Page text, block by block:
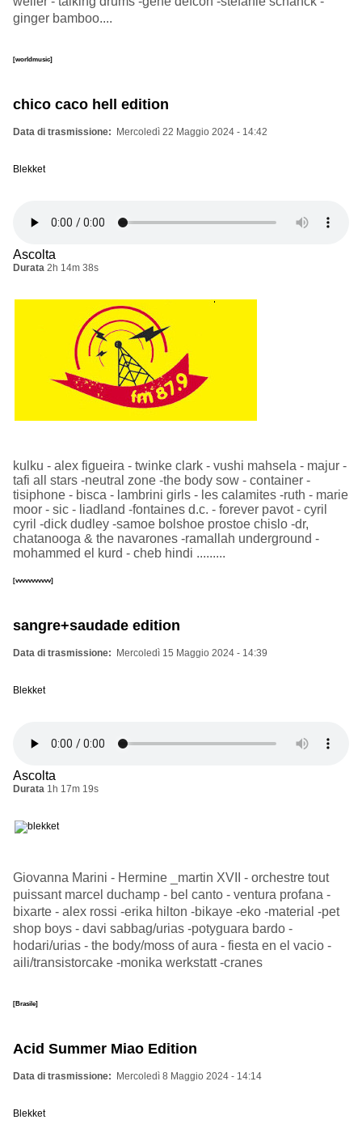
ginger bamboo....
[worldmusic]
chico caco hell edition
Data di trasmissione Mercoledì 22 Maggio 2024 - 14:42
Blekket
Ascolta
Durata 2h 14m 38s
kulku - alex figueira - twinke clark - vushi mahsela - majur -
tafi all stars -neutral zone -the body sow - container -
tisiphone - bisca - lambrini girls - les calamites -ruth - marie
moor - sic - liadland -fontaines d.c. - forever pavot - cyril
cyril -dick dudley -samoe bolshoe prostoe chislo -dr,
chatanooga & the navarones -ramallah underground -
mohammed el kurd - cheb hindi .........
[vvvvvvvvvvv]
sangre+saudade edition
Data di trasmissione Mercoledì 15 Maggio 2024 - 14:39
Blekket
Ascolta
Durata 1h 17m 19s
Giovanna Marini - Hermine _martin XVII - orchestre tout
puissant marcel duchamp - bel canto - ventura profana -
bixarte - alex rossi -erika hilton -bikaye -eko -material -pet
shop boys - davi sabbag/urias -potyguara bardo -
hodari/urias - the body/moss of aura - fiesta en el vacio -
aili/transistorcake -monika werkstatt -cranes
[Brasile]
Acid Summer Miao Edition
Data di trasmissione Mercoledì 8 Maggio 2024 - 14:14
Blekket